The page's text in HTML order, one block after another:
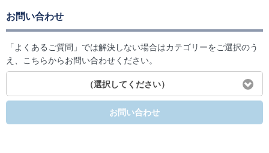
お問い合わせ
「よくあるご質問」では解決しない場合はカテゴリーをご選択のう
え、こちらからお問い合わせください。
（選択してください）
お問い合わせ